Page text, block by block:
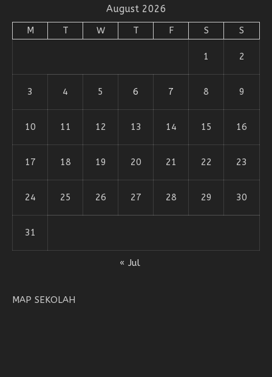
August 2026
M T W T F S S
1 2
3 4 5 6 7 8 9
10 11 12 13 14 15 16
17 18 19 20 21 22 23
24 25 26 27 28 29 30
31
« Jul
MAP SEKOLAH